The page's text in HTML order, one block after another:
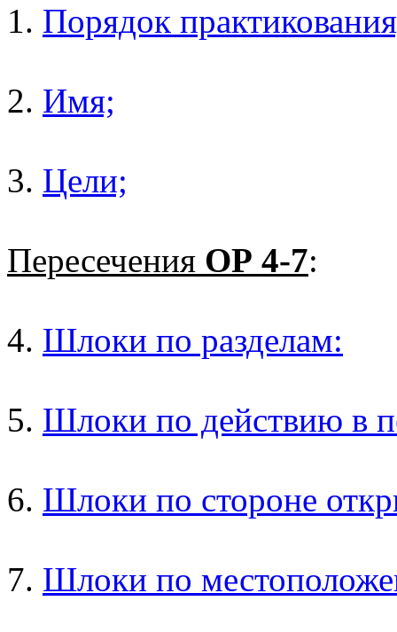
1. Порядок
2. Имя;
3. Цели;
Пересечения ОР 4-7:
4. Шлоки по разделам:
5. Шлоки по действию в
6. Шлоки по стороне
7. Шлоки по